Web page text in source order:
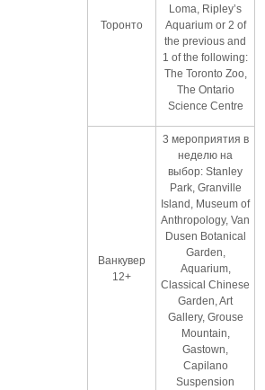
Торонто
Loma, Ripley’s
Aquarium or 2 of
the previous and
1 of the following:
The Toronto Zoo,
The Ontario
Science Centre
Ванкувер
12+
3 мероприятия в
неделю на
выбор: Stanley
Park, Granville
Island, Museum of
Anthropology, Van
Dusen Botanical
Garden,
Aquarium,
Classical Chinese
Garden, Art
Gallery, Grouse
Mountain,
Gastown,
Capilano
Suspension